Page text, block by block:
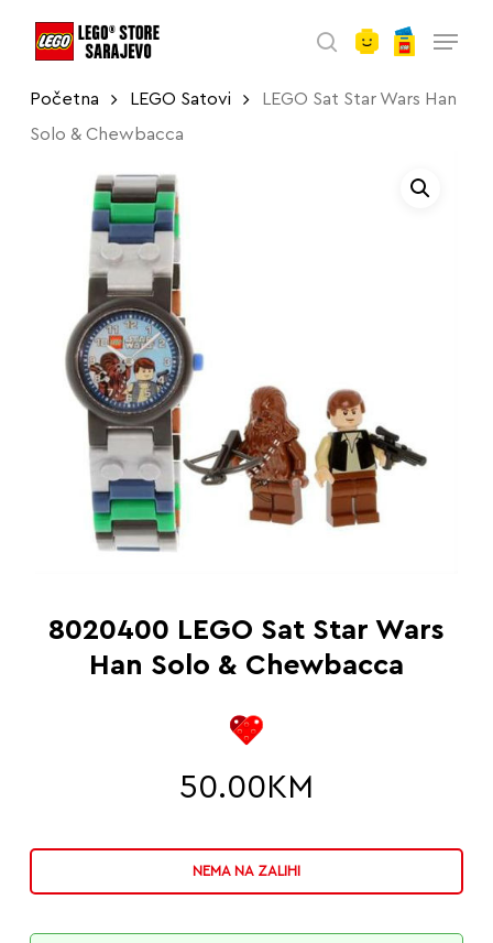
search
Početna LEGO Satovi LEGO Sat Star Wars Han
Solo & Chewbacca
8020400 LEGO Sat Star Wars
Han Solo & Chewbacca
50.00 KM
NEMA NA ZALIHI